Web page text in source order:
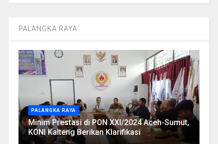
PALANGKA RAYA
PALANGKA RAYA
Minim Prestasi di PON XXI/2024 Aceh-Sumut,
KONI Kalteng Berikan Klarifikasi